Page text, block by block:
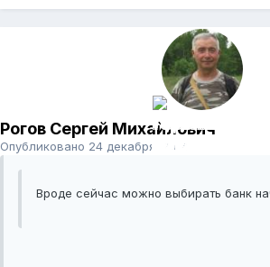
Рогов Сергей Михайлович
Опубликовано 24 декабря, 2014
Вроде сейчас можно выбирать банк